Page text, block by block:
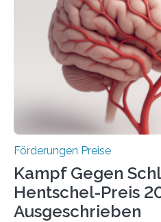
Gemeinschaftsforschung
Innovationsprogramm
Innovationskompetenz
Innovationstag Mittelstand
Berlin überbrachte das
Wirtschaft und Energie eine
Überplanmäßige
Förderungen Preise
Kampf Gegen
Hentschel-Preis
Ausgeschrieben